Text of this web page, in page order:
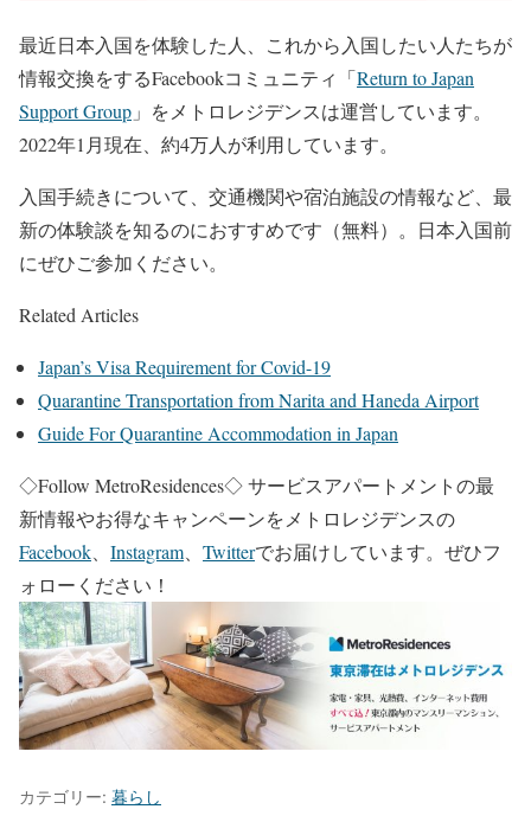
最近日本入国を体験した人、これから入国したい人たちが
情報交換をするFacebookコミュニティ「Return to Japan
Support Group 」をメトロレジデンスは運営しています。
2022年1月現在、約4万人が利用しています。
入国手続きについて、交通機関や宿泊施設の情報など、最
新の体験談を知るのにおすすめです（無料）。日本入国前
にぜひご参加ください。
Related Articles
Japan’s Visa Requirement for Covid-19
Quarantine Transportation from Narita and Haneda Airport
Guide For Quarantine Accommodation in Japan
◇Follow MetroResidences◇サービスアパートメントの最
新情報やお得なキャンペーンをメトロレジデンスの
Facebook
Instagram Twitterでお届けしています。ぜひフ
ォローください！
カテゴリー: 暮らし